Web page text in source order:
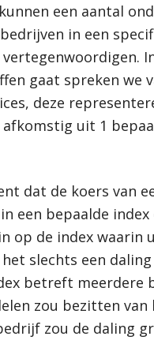
een aantal
in een
gaat spreken we
deze
uit 1
dat de koers van
een bepaalde
op de index waarin
slechts een daling
betreft meerdere
zou bezitten van
zou de daling